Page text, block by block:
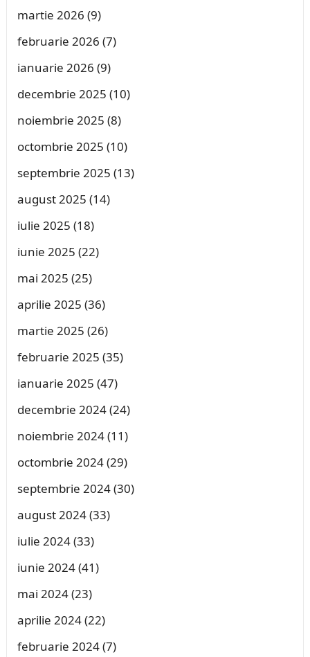
martie 2026 (9)
februarie 2026 (7)
ianuarie 2026 (9)
decembrie 2025 (10)
noiembrie 2025 (8)
octombrie 2025 (10)
septembrie 2025 (13)
august 2025 (14)
iulie 2025 (18)
iunie 2025 (22)
mai 2025 (25)
aprilie 2025 (36)
martie 2025 (26)
februarie 2025 (35)
ianuarie 2025 (47)
decembrie 2024(24)
noiembrie 2024(11)
octombrie 2024(29)
septembrie 2024(30)
august 2024(33)
iulie 2024(33)
iunie 2024(41)
mai 2024(23)
aprilie 2024(22)
februarie 2024(7)